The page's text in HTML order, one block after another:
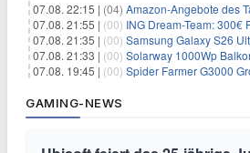
07.08. 22:15 | (04) Amazon-Angebote des Tages –
07.08. 21:55 | (00) ING Dream-Team: 300€
07.08. 21:35 | (00) Samsung Galaxy S26 Ultra 256GB + 70GB
07.08. 21:33 | (00) Solarway 1000Wp Balkonkraftwerk mit 1,9 kWh
07.08. 19:45 | (00) Spider Farmer G3000 Growbox-
GAMING-NEWS